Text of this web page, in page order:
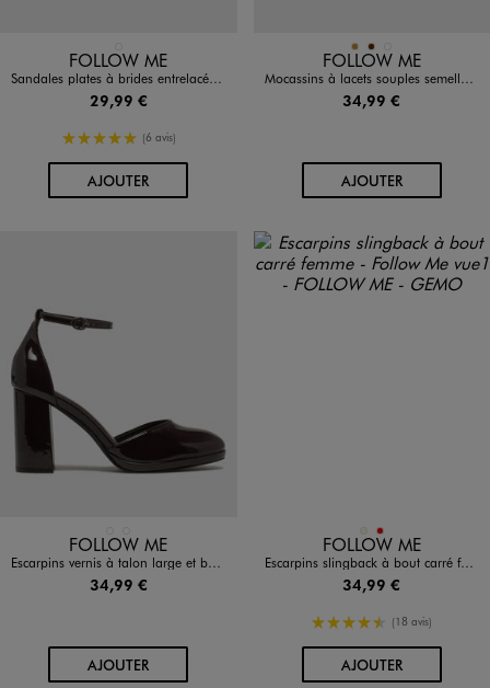
Disponible en 1 coloris
FOLLOW ME
Sandales plates à brides entrelacées femme
29,99 €
5/5 de moyenne
(6 avis)
AJOUTERAU PANIER
Disponible en 3 coloris
CAMELMARRON
FOLLOW ME
Mocassins à lacets souples semelle intérieure cuir femme- Follow Me
34,99 €
AJOUTERAU PANIER
Disponible en 2 coloris
FOLLOW ME
Escarpins vernis à talon large et boucle cheville femme - Follow Me
34,99 €
AJOUTERAU PANIER
Disponible en 2 coloris
BEIGEROUGE
FOLLOW ME
Escarpins slingback à bout carré femme - Follow Me
34,99 €
4.5/5 de moyenne
(18 avis)
AJOUTERAU PANIER